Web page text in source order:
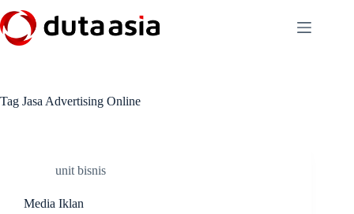
to
content
Tag Jasa Advertising Online
unit bisnis
Media Iklan